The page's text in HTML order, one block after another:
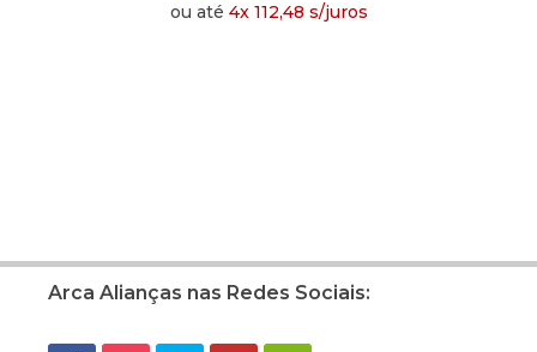
ou até4x 52,48 s/juros
Arca Alianças nas Redes Sociais: